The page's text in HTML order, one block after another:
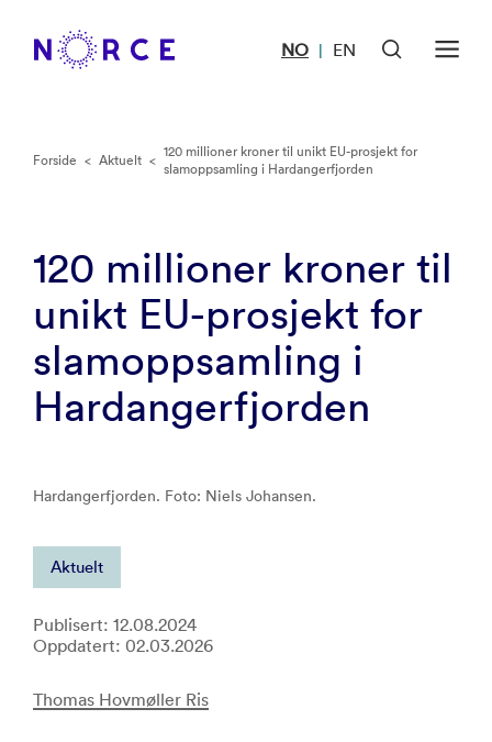
NO | EN
Forside < Aktuelt < 120 millioner kroner til unikt EU-prosjekt for
slamoppsamling i Hardangerfjorden
120 millioner kroner til
unikt EU-prosjekt for
slamoppsamling i
Hardangerfjorden
Hardangerfjorden. Foto: Niels Johansen.
Aktuelt
Publisert: 12.08.2024
Oppdatert: 02.03.2026
Thomas Hovmøller Ris